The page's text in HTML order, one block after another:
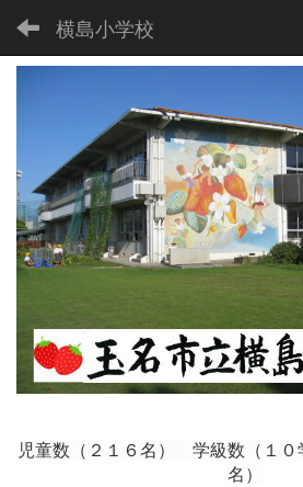
横島小学校
児童数（２１６名） 学級数（１０
名）